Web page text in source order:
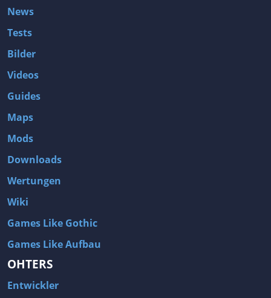
News
Tests
Bilder
Videos
Guides
Maps
Mods
Downloads
Wertungen
Wiki
Games Like Gothic
Games Like Aufbau
OHTERS
Entwickler